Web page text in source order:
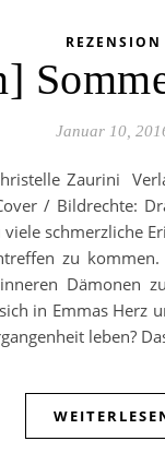
REZENSION
Januar 10,
Zaurini
/ Bildrechte:
schmerzliche
zu
Dämonen
in Emmas Herz
leben?